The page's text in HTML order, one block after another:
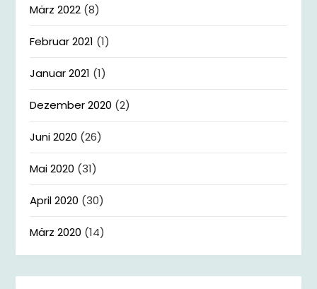
März 2022 (8)
Februar 2021 (1)
Januar 2021 (1)
Dezember 2020 (2)
Juni 2020 (26)
Mai 2020 (31)
April 2020 (30)
März 2020 (14)